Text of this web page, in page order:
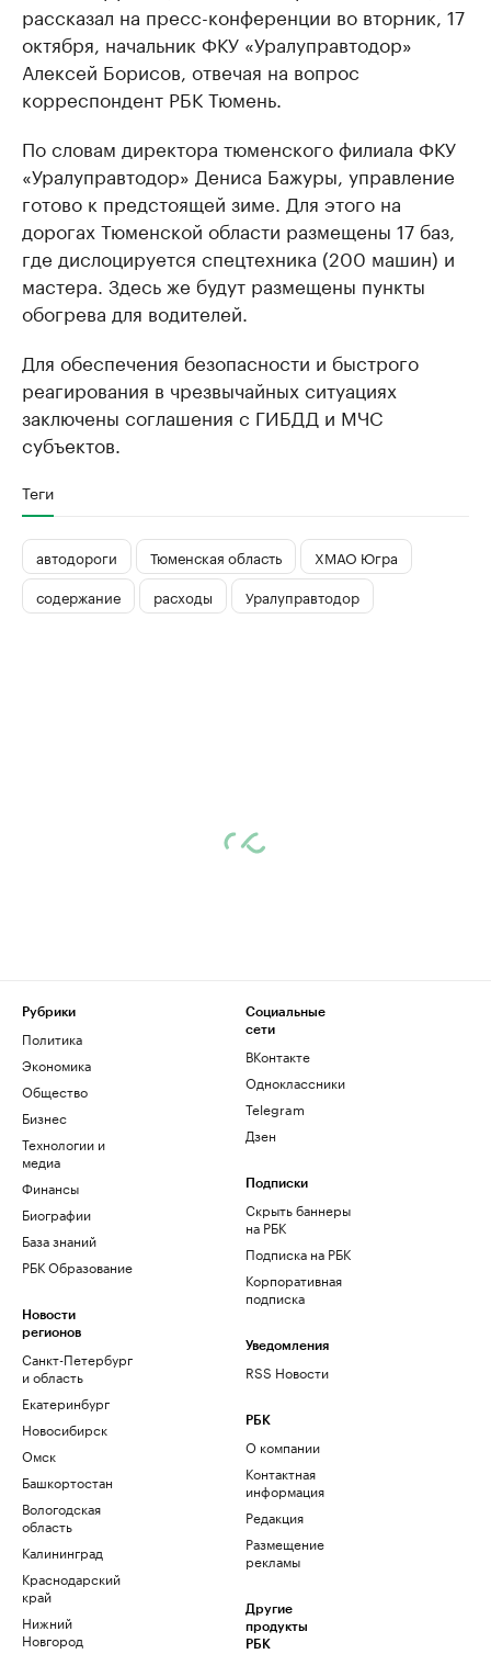
рассказал на пресс-конференции во вторник, 17
октября, начальник ФКУ «Уралуправтодор»
Алексей Борисов, отвечая на вопрос
корреспондент РБК Тюмень.
По словам директора тюменского филиала ФКУ
«Уралуправтодор» Дениса Бажуры, управление
готово к предстоящей зиме. Для этого на
дорогах Тюменской области размещены 17 баз,
где дислоцируется спецтехника (200 машин) и
мастера. Здесь же будут размещены пункты
обогрева для водителей.
Для обеспечения безопасности и быстрого
реагирования в чрезвычайных ситуациях
заключены соглашения с ГИБДД и МЧС
субъектов.
Теги
автодороги Тюменская область
ХМАО Югра
содержание
расходы Уралуправтодор
Рубрики
Политика
Экономика
Общество
Бизнес
Технологии и
медиа
Финансы
Биографии
База знаний
РБК Образование
Новости
регионов
Санкт-Петербург
и область
Екатеринбург
Новосибирск
Омск
Башкортостан
Вологодская
область
Калининград
Краснодарский
край
Нижний
Новгород
Социальные
сети
ВКонтакте
Одноклассники
Telegram
Дзен
Подписки
Скрыть баннеры
на РБК
Подписка на РБК
Корпоративная
подписка
Уведомления
RSS Новости
РБК
О компании
Контактная
информация
Редакция
Размещение
рекламы
Другие
продукты
РБК